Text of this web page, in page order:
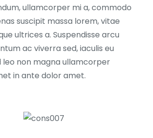
ullamcorper mi a, commodo
suscipit massa lorem, vitae
ultrices a. Suspendisse arcu
ac viverra sed, iaculis eu
leo non magna ullamcorper
in ante dolor amet.